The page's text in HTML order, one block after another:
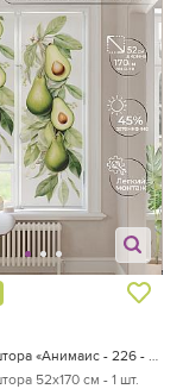
52х170 см - 1 шт.